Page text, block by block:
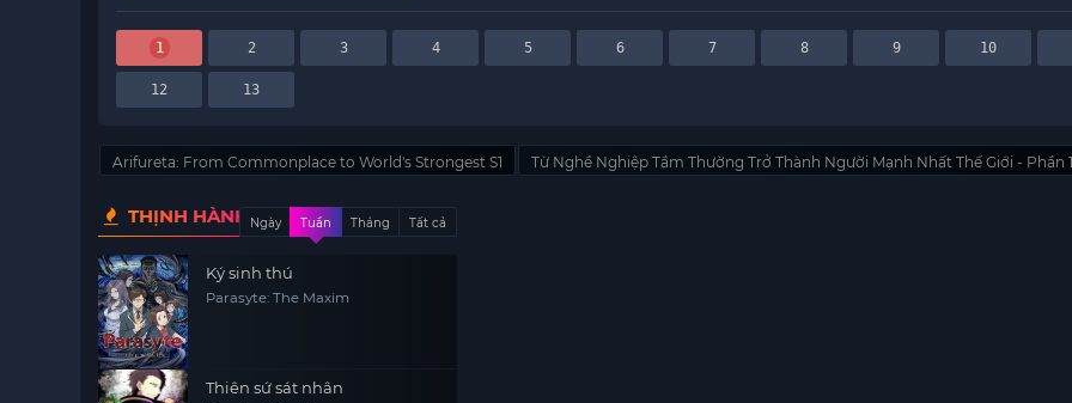
1 2 3 4 5 6 7 8 9 10
12 13
Arifureta: From Commonplace to World's Strongest S1 Từ Nghề Nghiệp Tầm Thường Trở Thành Người Mạnh Nhất Thế Giới - Phần
THỊNH HÀNH Ngày Tuần Tháng Tất cả
Ký sinh thú
Parasyte: The Maxim
Thiên sứ sát nhân